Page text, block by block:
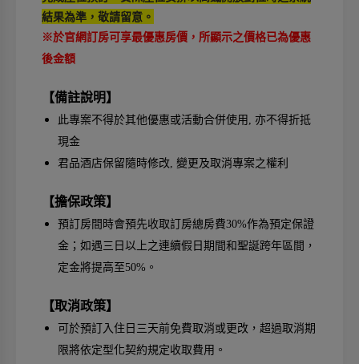
結果為準，敬請留意。
※於官網訂房可享最優惠房價，所顯示之價格已為優惠
後金額
【備註說明】
此專案不得於其他優惠或活動合併使用, 亦不得折抵
現金
君品酒店保留隨時修改, 變更及取消專案之權利
【擔保政策】
預訂房間時會預先收取訂房總房費30%作為預定保證
金；如遇三日以上之連續假日期間和聖誕跨年區間，
定金將提高至50%。
【取消政策】
可於預訂入住日三天前免費取消或更改，超過取消期
限將依定型化契約規定收取費用。